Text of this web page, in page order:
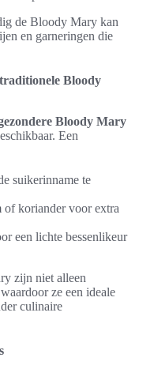
de Bloody Mary kan
en garneringen die
Bloody
Bloody Mary
Een
suikerinname te
of koriander voor extra
een lichte bessenlikeur
zijn niet alleen
ze een ideale
culinaire